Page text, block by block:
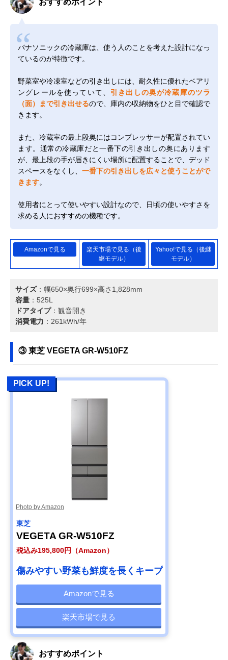
おすすめポイント
パナソニックの冷蔵庫は、使う人のことを考えた設計になっ
ているのが特徴です。
野菜室や冷凍室などの引き出しには、耐久性に優れたベアリ
ングレールを使っていて、 引き出しの奥が冷蔵庫のツラ
（面）まで引き出せるので、庫内の収納物をひと目で確認で
きます。
また、冷蔵室の最上段奥にはコンプレッサーが配置されてい
ます。通常の冷蔵庫だと一番下の引き出しの奥にあります
が、最上段の手が届きにくい場所に配置することで、デッド
スペースをなくし、 一番下の引き出しを広々と使うことがで
きます。
使用者にとって使いやすい設計なので、日頃の使いやすさを
求める人におすすめの機種です。
Amazonで見る
楽天市場で見る（後
継モデル）
Yahoo!で見る（後継
モデル）
サイズ：幅650×奥行699×高さ1,828mm
容量 ：525L
ドアタイプ：観音開き
消費電力 ：261kWh/年
③ 東芝 VEGETA GR-W510FZ
PICK UP!
Photo by Amazon
東芝
VEGETA GR-W510FZ
税込み195,800円（Amazon）
傷みやすい野菜も鮮度を長くキープ
Amazonで見る
楽天市場で見る
おすすめポイント